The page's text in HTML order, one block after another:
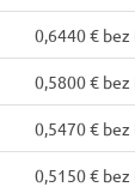
0,6440 € bez
0,5800 € bez
0,5470 € bez
0,5150 € bez